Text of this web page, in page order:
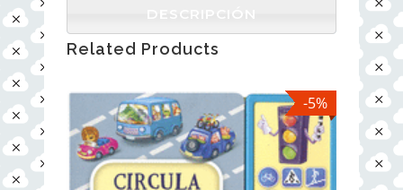
DESCRIPCIÓN
Related Products
-5%